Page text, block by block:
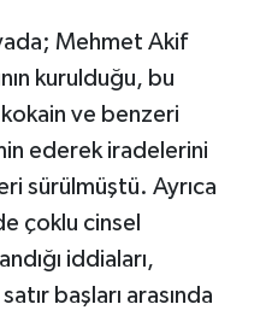
Mehmet Akif
kurulduğu, bu
kokain ve benzeri
ederek iradelerini
sürülmüştü. Ayrıca
çoklu cinsel
iddiaları,
başları arasında